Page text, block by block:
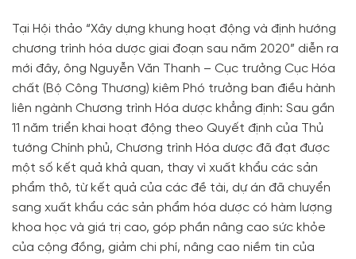
Tại Hội thảo “Xây dựng khung hoạt động và định hướng
chương trình hóa dược giai đoạn sau năm 2020” diễn ra
mới đây, ông Nguyễn Văn Thanh – Cục trưởng Cục Hóa
chất (Bộ Công Thương) kiêm Phó trưởng ban điều hành
liên ngành Chương trình Hóa dược khẳng định: Sau gần
11 năm triển khai hoạt động theo Quyết định của Thủ
tướng Chính phủ, Chương trình Hóa dược đã đạt được
một số kết quả khả quan, thay vì xuất khẩu các sản
phẩm thô, từ kết quả của các đề tài, dự án đã chuyển
sang xuất khẩu các sản phẩm hóa dược có hàm lượng
khoa học và giá trị cao, góp phần nâng cao sức khỏe
của cộng đồng, giảm chi phí, nâng cao niềm tin của